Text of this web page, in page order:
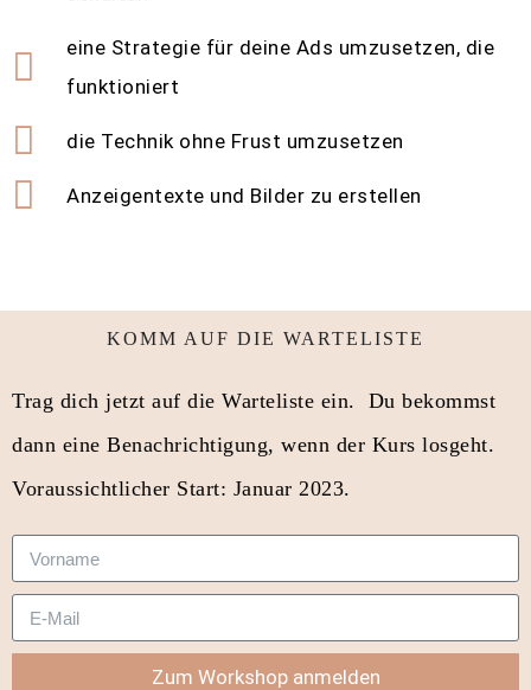
eine Strategie für deine Ads umzusetzen, die
funktioniert
die Technik ohne Frust umzusetzen
Anzeigentexte und Bilder zu erstellen
KOMM AUF DIE WARTELISTE
Trag dich jetzt auf die Warteliste ein. Du bekommst
dann eine Benachrichtigung, wenn der Kurs losgeht.
Voraussichtlicher Start: Januar 2023.
Zum Workshop anmelden